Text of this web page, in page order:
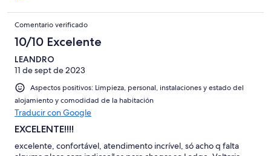
Comentario verificado
10/10 Excelente
LEANDRO
11 de sept de 2023
Aspectos positivos: Limpieza, personal, instalaciones y estado del
alojamiento y comodidad de la habitación
Traducir con Google
EXCELENTE!!!!
excelente, confortável, atendimento incrível, só acho q falta